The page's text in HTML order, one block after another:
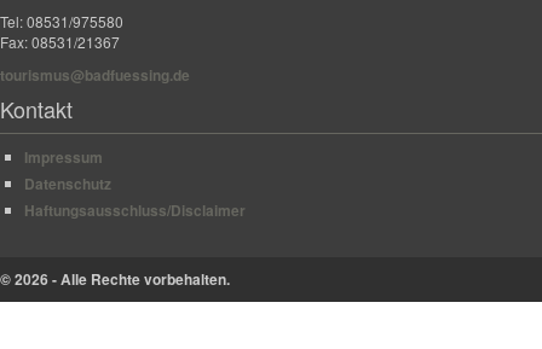
Tel: 08531/975580
Fax: 08531/21367
tourismus@badfuessing.de
Kontakt
Impressum
Datenschutz
Haftungsausschluss/Disclaimer
© 2026 - Alle Rechte vorbehalten.